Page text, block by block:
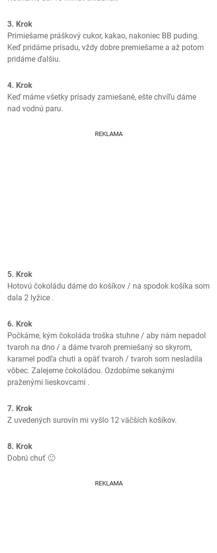
3. Krok
Primiešame práškový cukor, kakao, nakoniec BB puding.
Keď pridáme prísadu, vždy dobre premiešame a až potom
pridáme ďalšiu.
4. Krok
Keď máme všetky prísady zamiešané, ešte chvíľu dáme
nad vodnú paru.
REKLAMA
5. Krok
Hotovú čokoládu dáme do košíkov / na spodok košíka som
dala 2 lyžice .
6. Krok
Počkáme, kým čokoláda troška stuhne / aby nám nepadol
tvaroh na dno / a dáme tvaroh premiešaný so skyrom,
karamel podľa chuti a opäť tvaroh / tvaroh som nesladila
vôbec. Zalejeme čokoládou. Ozdobíme sekanými
praženými lieskovcami .
7. Krok
Z uvedených surovín mi vyšlo 12 väčších košíkov.
8. Krok
Dobrú chuť 🙂
REKLAMA